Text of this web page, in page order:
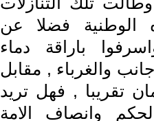
الوطنية فضلا عن
باراقة دماء
والغرباء , مقابل
تقريبا , فهل تريد
وانصاف الامة